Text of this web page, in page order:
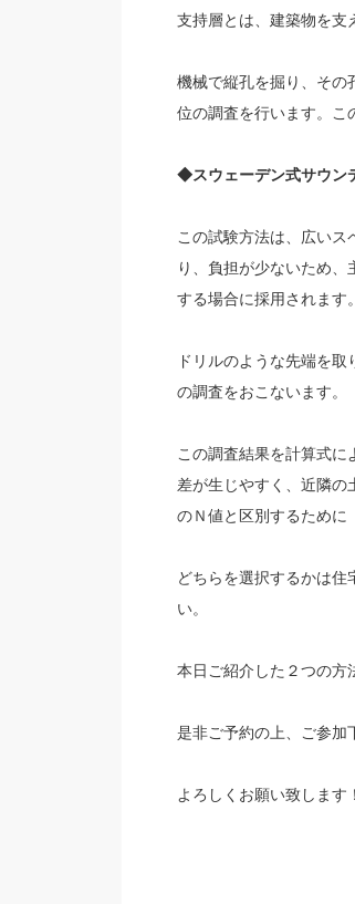
支持層とは、建築物を支
機械で縦孔を掘り、その
位の調査を行います。こ
◆スウェーデン式サウン
この試験方法は、広い
り、負担が少ないため
する場合に採用されます。
ドリルのような先端を
の調査をおこないます。
この調査結果を計算式
差が生じやすく、近隣の
のＮ値と区別するために
どちらを選択するかは住
い。
本日ご紹介した２つの方
是非ご予約の上、ご参加
よろしくお願い致します！